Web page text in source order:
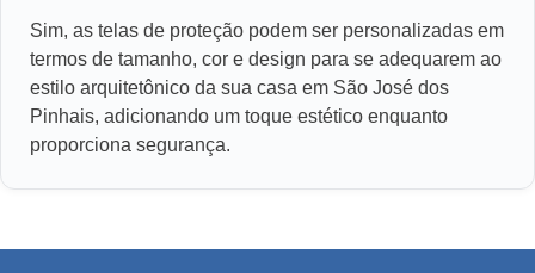
Sim, as telas de proteção podem ser personalizadas em
termos de tamanho, cor e design para se adequarem ao
estilo arquitetônico da sua casa em São José dos
Pinhais, adicionando um toque estético enquanto
proporciona segurança.